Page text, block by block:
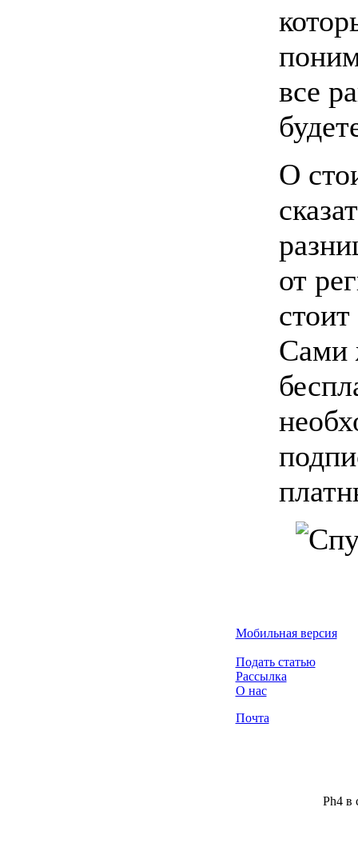
все
О
от
Сами
Мобильная версия
Подать статью
Рассылка
О нас
Почта
Ph4 в